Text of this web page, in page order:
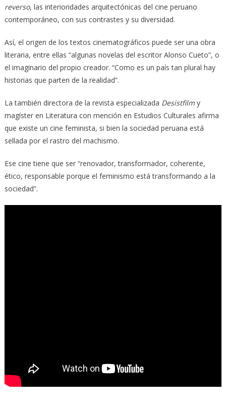
reverso, las interioridades arquitectónicas del cine peruano
contemporáneo, con sus contrastes y su diversidad.
Así, el origen de los textos cinematográficos puede ser una obra
literaria, entre ellas “algunas novelas del escritor Alonso Cueto”, o
el imaginario del propio creador. “Como es un país tan plural hay
historias que parten de la realidad”.
La también directora de la revista especializada Desistfilmy
magíster en Literatura con mención en Estudios Culturales afirma
que existe un cine feminista, si bien la sociedad peruana está
sellada por el rastro del machismo.
Ese cine tiene que ser “renovador, transformador, coherente,
ético, responsable porque el feminismo está transformando a la
sociedad”.